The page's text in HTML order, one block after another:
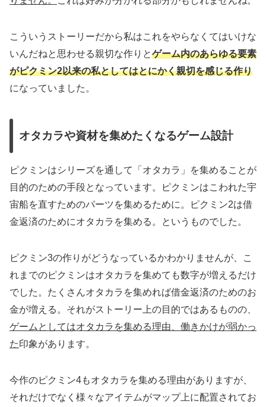
こういうストーリーだから私はこれをやらなくてはいけな
いんだねと思わせる親切な作りとゲーム内のあらゆる要素
がピクミン2以来の私としてはとにかく親切を感じる作り
になっていました。
オタカラや資材を集めたくなるゲーム設計
ピクミンはシリーズを通して「オタカラ」を集めることが
目的のための手段となっています。ピクミンはこわれた宇
宙船を直すためのパーツを集めるために。ピクミン2は借
金返済のためにオタカラを集める。というものでした。
ピクミン3の作りがどうなっているかわかりませんが、こ
れまでのピクミンはオタカラを集めても数字が増えるだけ
でした。たくさんオタカラを集めれば借金返済のためのお
金が増える。それがストーリー上の目的ではあるものの、
ゲームとしてはオタカラを集める理由、働きかけが弱かっ
た印象があります。
今作のピクミン4もオタカラを集める理由がありますが、
それだけでなく様々なアイテムがマップ上に配置されてお